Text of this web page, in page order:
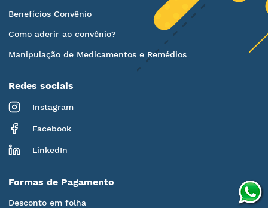
Benefícios Convênio
Como aderir ao convênio?
Manipulação de Medicamentos e Remédios
Redes sociais
Instagram
Facebook
LinkedIn
Formas de Pagamento
Desconto em folha